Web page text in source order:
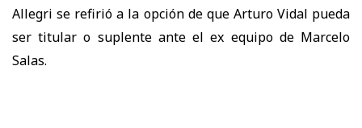
Allegri se refirió a la opción de que Arturo Vidal pueda
ser titular o suplente ante el ex equipo de Marcelo
Salas.